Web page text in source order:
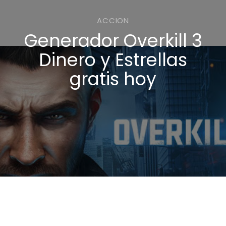
ACCION
Generador Overkill 3
Dinero y Estrellas
gratis hoy